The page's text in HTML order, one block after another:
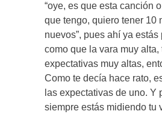
“oye, es que esta canción
que tengo, quiero tener 10
nuevos”, pues ahí ya
como que la vara muy alta,
expectativas muy altas,
Como te decía hace rato,
las expectativas de uno. Y
siempre estás midiendo tu